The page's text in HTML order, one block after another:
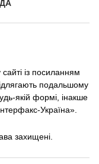
із посиланням
подальшому
якій формі, інакше
Україна».
захищені.